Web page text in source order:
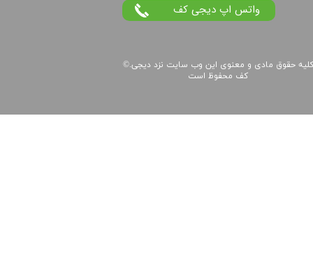
©. کلیه حقوق مادی و معنوی این وب سایت نزد دیجی
کف محفوظ است
واتس اپ دیجی کف